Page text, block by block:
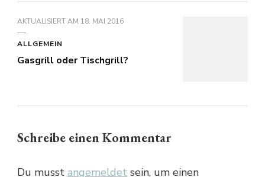
AKTUALISIERT AM 18. MAI 2016
ALLGEMEIN
Gasgrill oder Tischgrill?
Schreibe einen Kommentar
Du musst angemeldet sein, um einen